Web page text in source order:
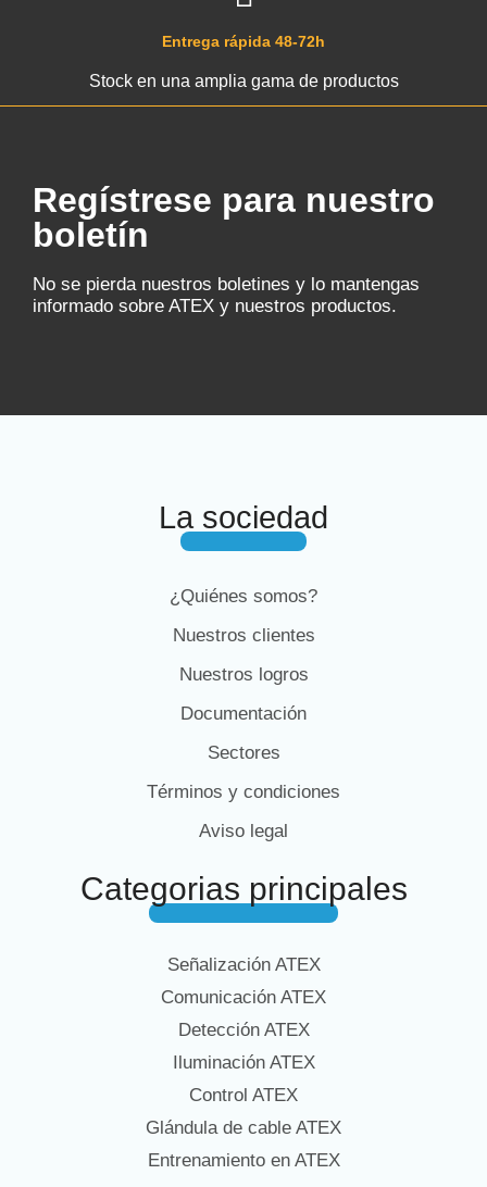
Entrega rápida 48-72h
Stock en una amplia gama de productos
Regístrese para nuestro
boletín
No se pierda nuestros boletines y lo mantengas
informado sobre ATEX y nuestros productos.
La sociedad
¿Quiénes somos?
Nuestros clientes
Nuestros logros
Documentación
Sectores
Términos y condiciones
Aviso legal
Categorias principales
Señalización ATEX
Comunicación ATEX
Detección ATEX
Iluminación ATEX
Control ATEX
Glándula de cable ATEX
Entrenamiento en ATEX